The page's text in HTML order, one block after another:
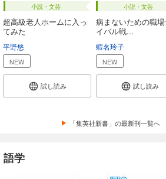
小説・文芸
超高級老人ホームに入っ
てみた
平野悠
NEW
試し読み
小説・文芸
病まないための職
イバル戦...
蝦名玲子
NEW
試し読み
「集英社新書」の最新刊一覧へ
語学